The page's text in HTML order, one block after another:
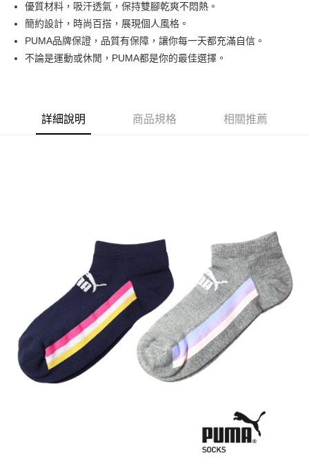
悠遊付
運送方式
7-11取貨付款
優質材料，吸汗透氣，保持雙腳乾爽不悶熱。
簡約設計，時尚百搭，展現個人風格。
PUMA品牌保證，品質有保障，讓你每一天都充滿自信。
不論是運動或休閒，PUMA都是你的最佳選擇。
詳細說明 商品規格 相關推薦